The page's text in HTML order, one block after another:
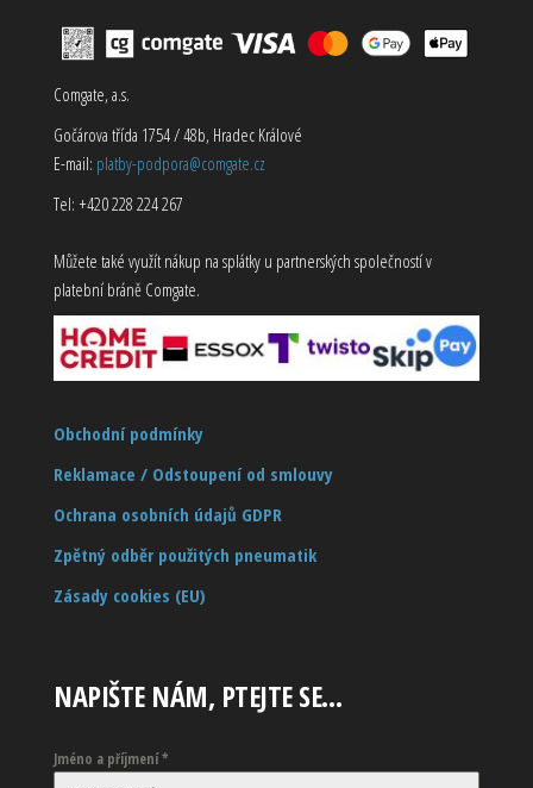
Comgate, a.s.
Gočárova třída 1754 / 48b, Hradec Králové
E-mail: platby-podpora@comgate.cz
Tel: +420 228 224 267
Můžete také využít nákup na splátky u partnerských společností v
platební bráně Comgate.
Obchodní podmínky
Reklamace / Odstoupení od smlouvy
Ochrana osobních údajů GDPR
Zpětný odběr použitých pneumatik
Zásady cookies (EU)
NAPIŠTE NÁM, PTEJTE SE…
Jméno a příjmení*